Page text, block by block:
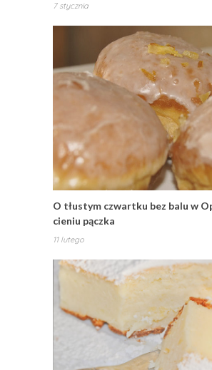
7 stycznia
O tłustym czwartku bez balu w
cieniu pączka
11 lutego